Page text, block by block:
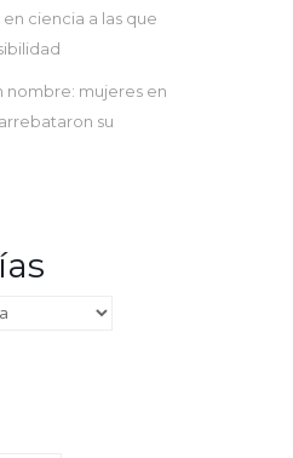
ciencia a las que
nombre: mujeres en
su